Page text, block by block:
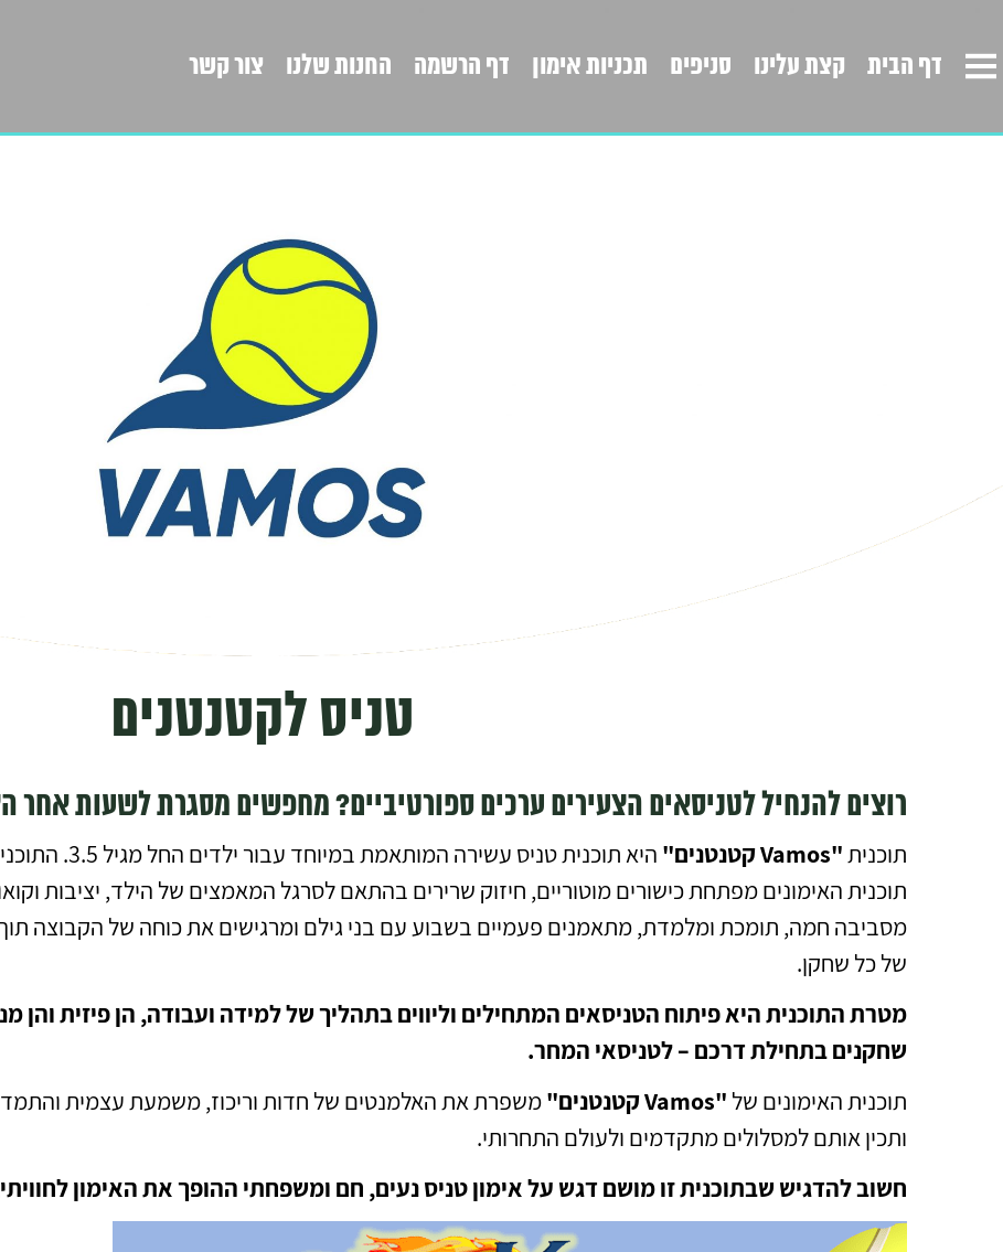
דף הבית קצת עלינו סניפים תכניות אימון דף הרשמה החנות שלנו צור קשר
טניס לקטנטנים
רוצים להנחיל לטניסאים הצעירים ערכים ספורטיביים? מחפשים מסגרת לשעות אחר
תוכנית "Vamos קטנטנים"
היא תוכנית
תוכנית האימונים מפתחת כישורים מוטוריים, חיזוק שרירים בהתאם לסרגל המאמצים של הילד, יציבות
מסביבה חמה, תומכת ומלמדת, מתאמנים פעמיים בשבוע עם בני גילם ומרגישים את כוחה של הקבוצה תוך
של כל שחקן.
מטרת התוכנית היא פיתוח הטניסאים המתחילים וליווים בתהליך של למידה ועבודה, הן פיזית והן
שחקנים בתחילת דרכם – לטניסאי המחר.
תוכנית האימונים של "Vamos קטנטנים"
משפרת את האלמנטים של חדות וריכוז, משמעת עצמית
ותכין אותם למסלולים מתקדמים ולעולם התחרותי.
חשוב להדגיש שבתוכנית זו מושם דגש על אימון טניס נעים, חם ומשפחתי ההופך את האימון